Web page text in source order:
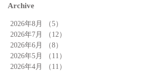
Archive
2026年8月 （5）
2026年7月
（12）
2026年6月
（8）
2026年5月
（11）
2026年4月
（11）